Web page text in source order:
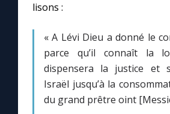
Les premiers samedis du mois
Marie qui défait les nœuds
Me consacrer à Jésus par Marie
lisons :
« A Lévi Dieu a donné le
parce qu’il connaît la
dispensera la justice et
Israël jusqu’à la
du grand prêtre oint